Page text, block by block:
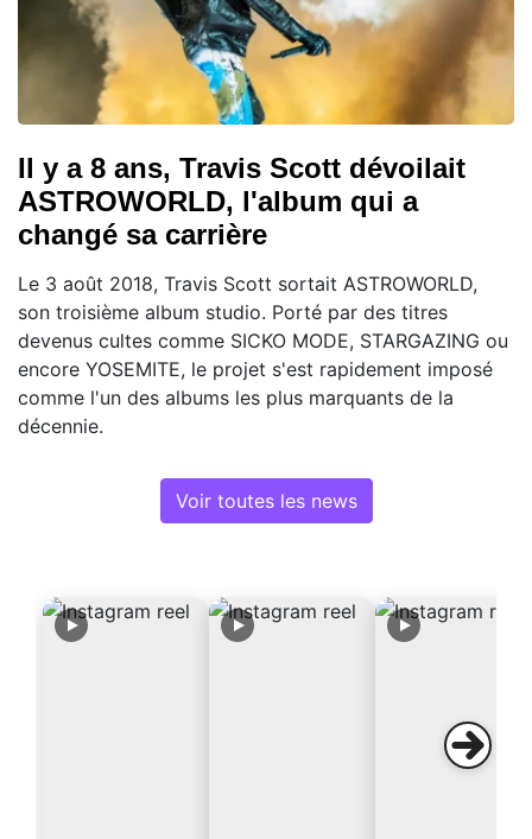
Il y a 8 ans, Travis Scott dévoilait
ASTROWORLD, l'album qui a
changé sa carrière
Le 3 août 2018, Travis Scott sortait ASTROWORLD,
son troisième album studio. Porté par des titres
devenus cultes comme SICKO MODE, STARGAZING ou
encore YOSEMITE, le projet s'est rapidement imposé
comme l'un des albums les plus marquants de la
décennie.
Voir toutes les news